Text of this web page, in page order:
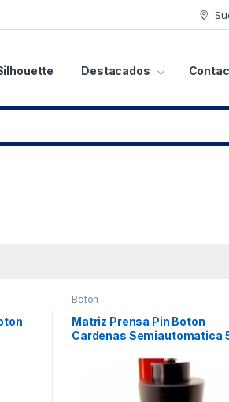
Destacados
Boton
Matriz Prensa Pin Boton
Cardenas Semiautomatica